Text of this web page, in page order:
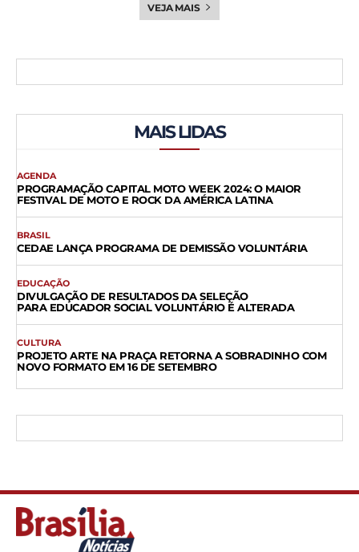
VEJA MAIS
MAIS LIDAS
AGENDA
PROGRAMAÇÃO CAPITAL MOTO WEEK 2024: O MAIOR
FESTIVAL DE MOTO E ROCK DA AMÉRICA LATINA
BRASIL
CEDAE LANÇA PROGRAMA DE DEMISSÃO VOLUNTÁRIA
EDUCAÇÃO
DIVULGAÇÃO DE RESULTADOS DA SELEÇÃO
PARA EDUCADOR SOCIAL VOLUNTÁRIO É ALTERADA
CULTURA
PROJETO ARTE NA PRAÇA RETORNA A SOBRADINHO COM
NOVO FORMATO EM 16 DE SETEMBRO